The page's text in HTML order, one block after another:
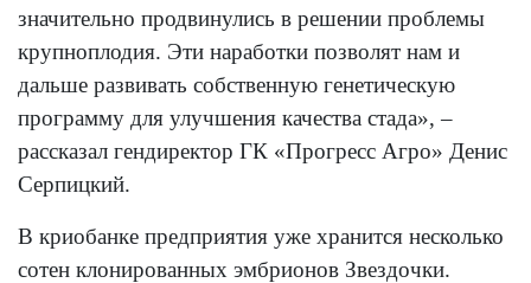
значительно продвинулись в решении проблемы
крупноплодия. Эти наработки позволят нам и
дальше развивать собственную генетическую
программу для улучшения качества стада», –
рассказал гендиректор ГК «Прогресс Агро» Денис
Серпицкий.
В криобанке предприятия уже хранится несколько
сотен клонированных эмбрионов Звездочки.